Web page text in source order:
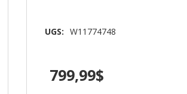
UGS: W11774748
799,99$